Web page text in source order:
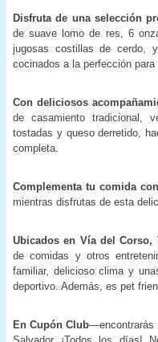
Disfruta de una selección
de suave lomo de res, 6
jugosas costillas de cerdo,
cocinados a la perfección
Con deliciosos
de casamiento tradicional,
tostadas y queso derretido,
completa.
Complementa tu comida
mientras disfrutas de esta
Ubicados en Vía del Corso,
de comidas y otros
familiar, delicioso clima y
deportivo. Además, es pet
En Cupón Club—encontrarás